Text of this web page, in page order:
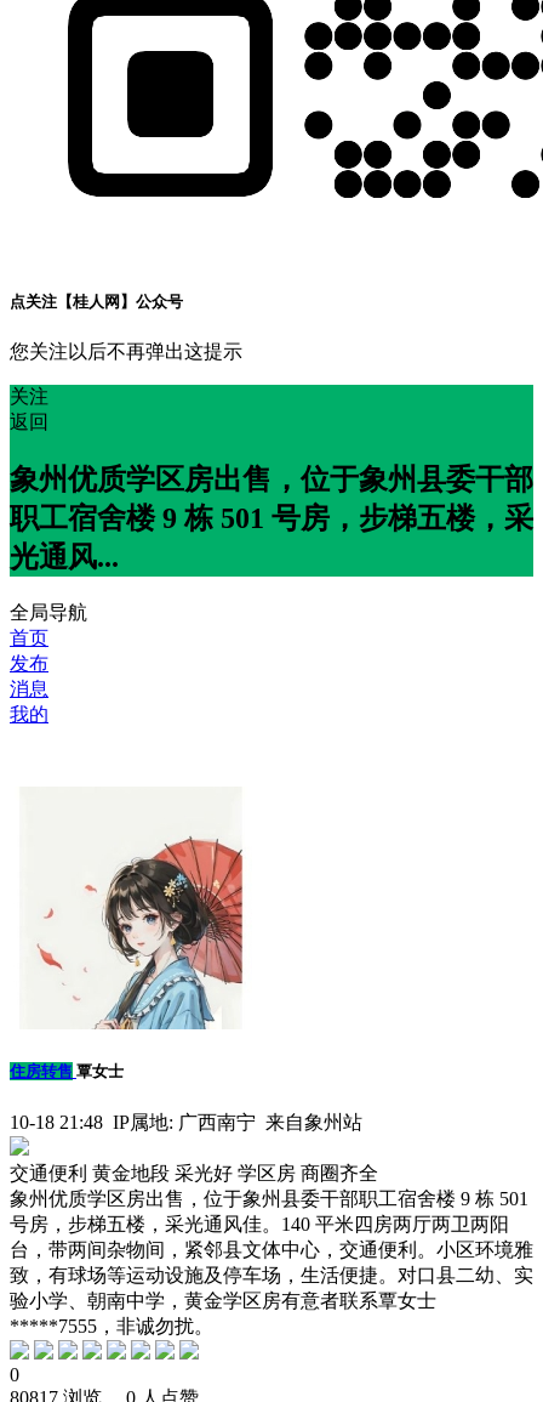
点关注【桂人网】公众号
您关注以后不再弹出这提示
关注
返回
象州优质学区房出售，位于象州县委干部
职工宿舍楼 9 栋 501 号房，步梯五楼，采
光通风...
全局导航
首页
发布
消息
我的
住房转售 覃女士
10-18 21:48 IP属地: 广西南宁 来自象州站
交通便利 黄金地段 采光好 学区房 商圈齐全
象州优质学区房出售，位于象州县委干部职工宿舍楼 9 栋 501
号房，步梯五楼，采光通风佳。140 平米四房两厅两卫两阳
台，带两间杂物间，紧邻县文体中心，交通便利。小区环境雅
致，有球场等运动设施及停车场，生活便捷。对口县二幼、实
验小学、朝南中学，黄金学区房有意者联系覃女士
*****7555，非诚勿扰。
0
80817 浏览、 0 人点赞